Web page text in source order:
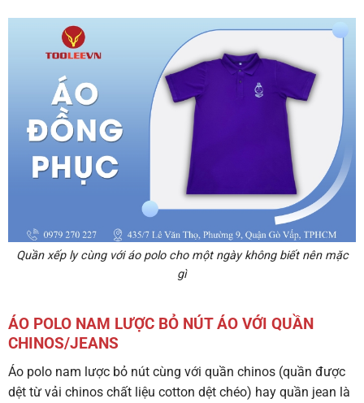
Quần xếp ly cùng với áo polo cho một ngày không biết nên mặc
gì
ÁO POLO NAM LƯỢC BỎ NÚT ÁO VỚI QUẦN
CHINOS/JEANS
Áo polo nam lược bỏ nút cùng với quần chinos (quần được
dệt từ vải chinos chất liệu cotton dệt chéo) hay quần jean là